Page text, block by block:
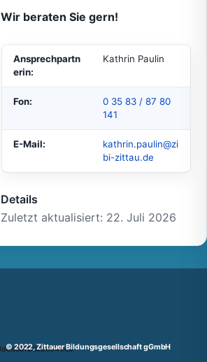
Wir beraten Sie gern!
Ansprechpartn
erin:
Kathrin Paulin
Fon:
0 35 83 / 87 80
141
E-Mail:
kathrin.paulin@zi
bi-zittau.de
Details
Zuletzt aktualisiert: 22. Juli 2026
© 2022, Zittauer Bildungsgesellschaft gGmbH